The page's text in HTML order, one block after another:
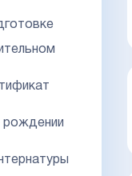
рождении